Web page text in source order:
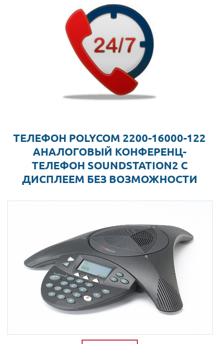
ТЕЛЕФОН POLYCOM 2200-16000-122
АНАЛОГОВЫЙ КОНФЕРЕНЦ-
ТЕЛЕФОН SOUNDSTATION2 С
ДИСПЛЕЕМ БЕЗ ВОЗМОЖНОСТИ